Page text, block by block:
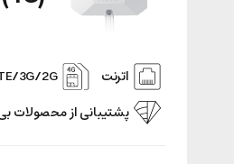
اترنت
3G/2G
پشتیبانی‌ از محصولات